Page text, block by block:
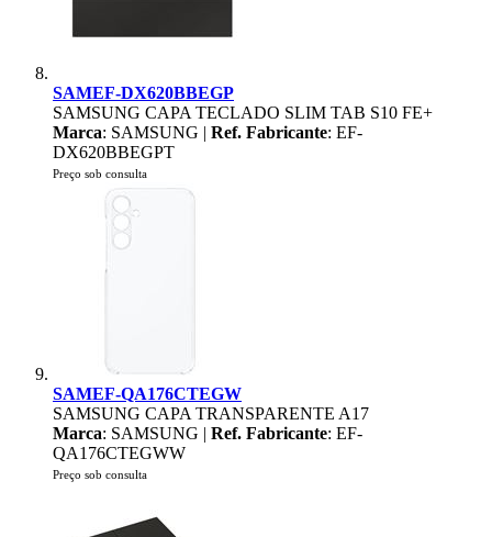
SAMEF-DX620BBEGP
SAMSUNG CAPA TECLADO SLIM TAB S10 FE+
Marca: SAMSUNG | Ref. Fabricante: EF-
DX620BBEGPT
Preço sob consulta
SAMEF-QA176CTEGW
SAMSUNG CAPA TRANSPARENTE A17
Marca: SAMSUNG | Ref. Fabricante: EF-
QA176CTEGWW
Preço sob consulta